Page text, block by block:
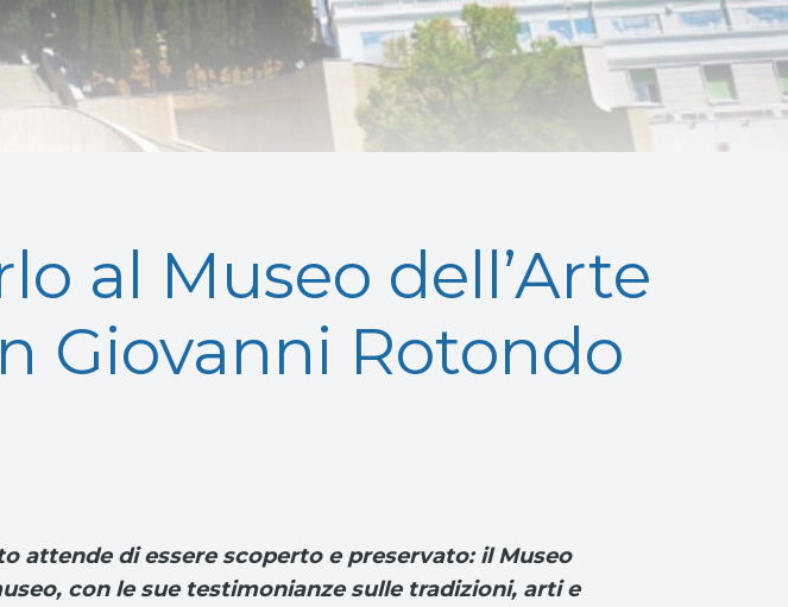
al Museo dell’Arte
Giovanni Rotondo
attende di essere scoperto e preservato: il Museo
con le sue testimonianze sulle tradizioni, arti e